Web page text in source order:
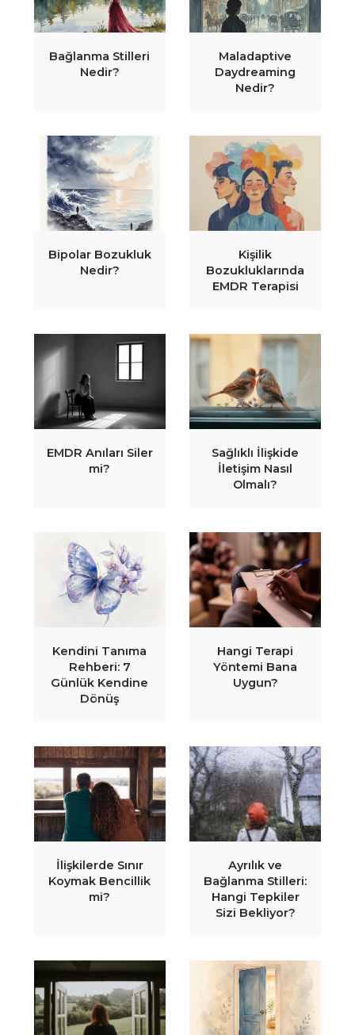
Bağlanma Stilleri
Nedir?
Maladaptive
Daydreaming
Nedir?
Bipolar Bozukluk
Nedir?
Kişilik
Bozukluklarında
EMDR Terapisi
EMDR Anıları Siler
mi?
Sağlıklı İlişkide
İletişim Nasıl
Olmalı?
Kendini Tanıma
Rehberi: 7
Günlük Kendine
Dönüş
Hangi Terapi
Yöntemi Bana
Uygun?
İlişkilerde Sınır
Koymak Bencillik
mi?
Ayrılık ve
Bağlanma Stilleri:
Hangi Tepkiler
Sizi Bekliyor?